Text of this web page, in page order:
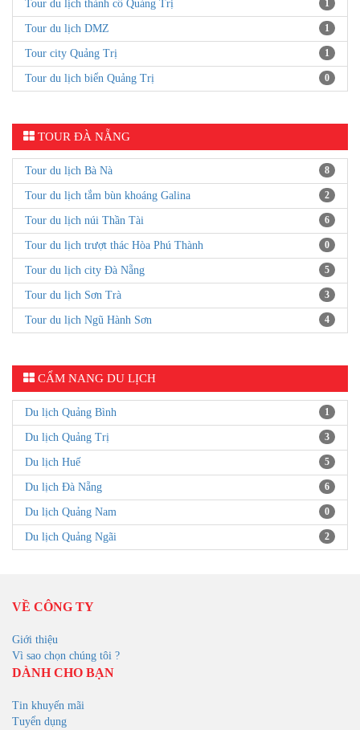
Tour du lịch thành cổ Quảng Trị 1
Tour du lịch DMZ 1
Tour city Quảng Trị 1
Tour du lịch biển Quảng Trị 0
TOUR ĐÀ NẴNG
Tour du lịch Bà Nà 8
Tour du lịch tắm bùn khoáng Galina 2
Tour du lịch núi Thần Tài 6
Tour du lịch trượt thác Hòa Phú Thành 0
Tour du lịch city Đà Nẵng 5
Tour du lịch Sơn Trà 3
Tour du lịch Ngũ Hành Sơn 4
CẨM NANG DU LỊCH
Du lịch Quảng Bình 1
Du lịch Quảng Trị 3
Du lịch Huế 5
Du lịch Đà Nẵng 6
Du lịch Quảng Nam 0
Du lịch Quảng Ngãi 2
VỀ CÔNG TY
Giới thiệu
Vì sao chọn chúng tôi ?
DÀNH CHO BẠN
Tin khuyến mãi
Tuyển dụng